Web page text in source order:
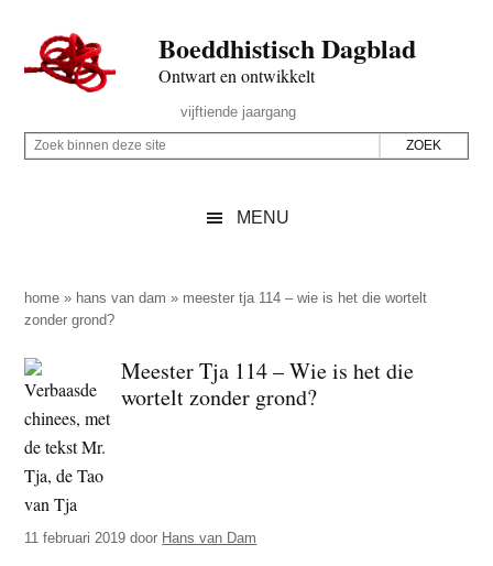
naar
de
inhoud
secondary
naar
de
sidebar
naar
de
Boeddhistisch Dagblad
Ontwart en ontwikkelt
Rechts
vijftiende jaargang
Z
p
d
e
z
e
s
i
t
e
Z
i
n
e
n
d
e
z
e
s
MENU
home » hans van dam » meester tja 114 – wie is het die wortelt
zonder grond?
Meester Tja 114 – Wie is het die
wortelt zonder grond?
11 februari 2019 door Hans van Dam